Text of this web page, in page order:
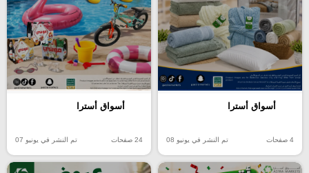
أسواق أسترا
4 صفحات تم النشر في يونيو 08
أسواق أسترا
24 صفحات تم النشر في يونيو 07